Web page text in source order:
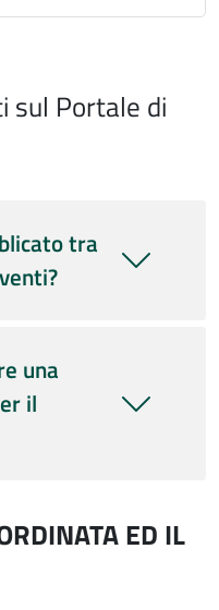
sul Portale di
tra
una
il
ED IL